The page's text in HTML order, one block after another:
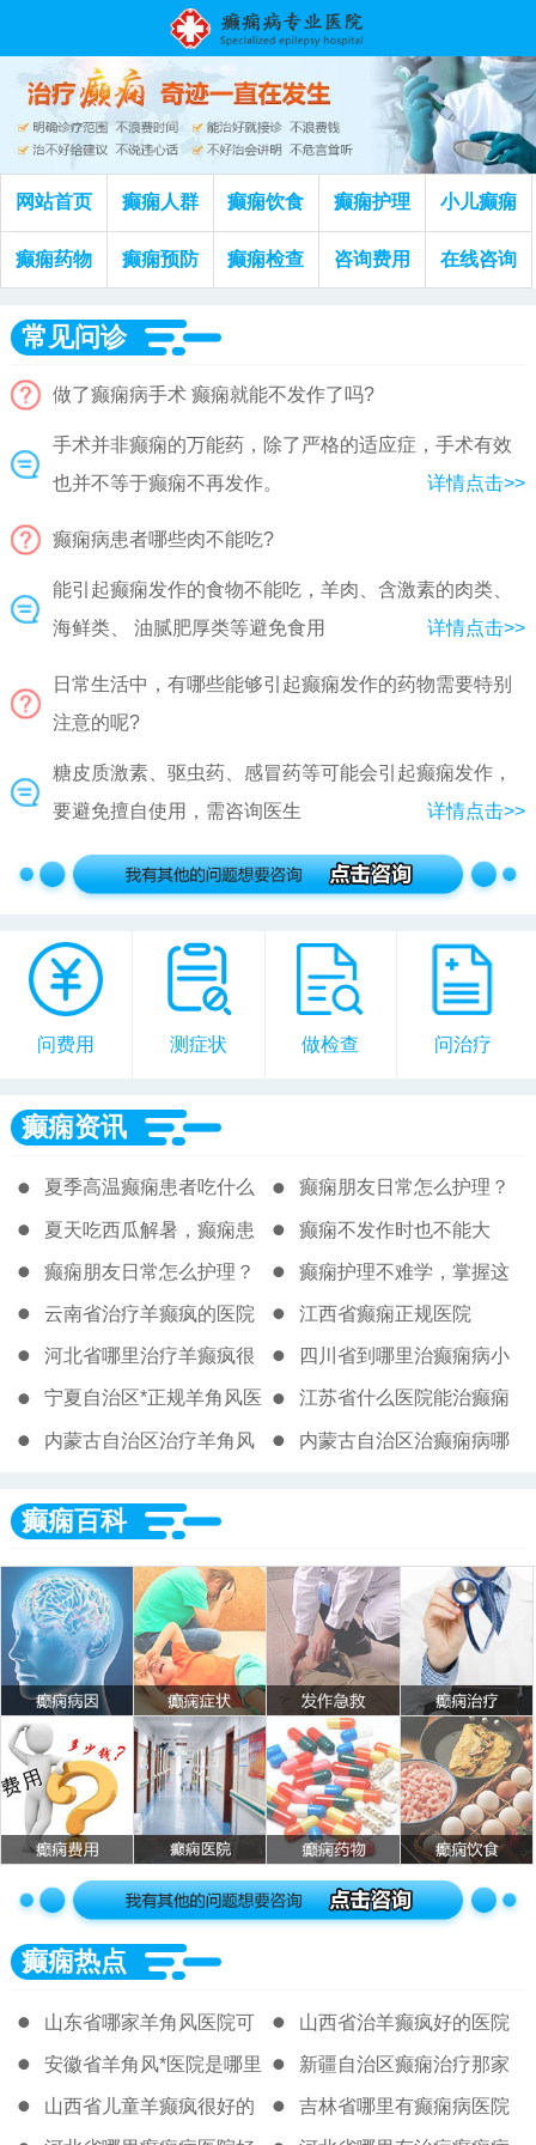
网站首页 癫痫人群 癫痫饮食 癫痫护理 小儿癫痫
癫痫药物 癫痫预防 癫痫检查 咨询费用 在线咨询
常见问诊
做了癫痫病手术 癫痫就能不发作了吗?
手术并非癫痫的万能药，除了严格的适应症，手术有效
也并不等于癫痫不再发作。
详情点击>>
癫痫病患者哪些肉不能吃?
能引起癫痫发作的食物不能吃，羊肉、含激素的肉类、
海鲜类、 油腻肥厚类等避免食用
详情点击>>
日常生活中，有哪些能够引起癫痫发作的药物需要特别
注意的呢?
糖皮质激素、驱虫药、感冒药等可能会引起癫痫发作，
要避免擅自使用，需咨询医生
详情点击>>
问费用 测症状 做检查 问治疗
癫痫资讯
夏季高温癫痫患者吃什么
解暑又安全？这几样食物
放心吃
癫痫朋友日常怎么护理？
这几个方面要牢记！
夏天吃西瓜解暑，癫痫患
者到底能不能放心吃？
癫痫不发作时也不能大
意，日常管理很关键
癫痫朋友日常怎么护理？
这几个方面要牢记
癫痫护理不难学，掌握这
些方法让生活更安稳
云南省治疗羊癫疯的医院
都有哪些
江西省癫痫正规医院
河北省哪里治疗羊癫疯很
专业
四川省到哪里治癫痫病小
发作
宁夏自治区*正规羊角风医
院
江苏省什么医院能治癫痫
病
内蒙古自治区治疗羊角风 内蒙古自治区治癫痫病哪
癫痫百科
癫痫热点
山东省哪家羊角风医院可
靠
山西省治羊癫疯好的医院
是哪家
安徽省羊角风*医院是哪里 新疆自治区癫痫治疗那家
医院好
山西省儿童羊癫疯很好的 吉林省哪里有癫痫病医院